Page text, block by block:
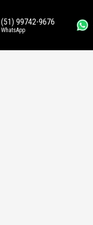
(51) 99742-9676
WhatsApp